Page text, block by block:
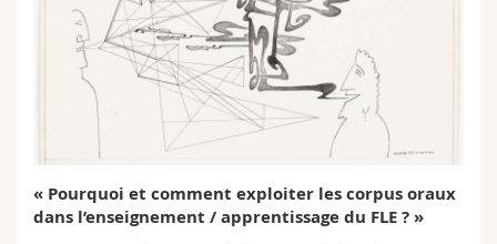
Sciences et médecine
Interfacultaire
Collaborateurs
Doctorants
Webmail
Programme des cours
MyUnifr
« Pourquoi et comment exploiter les corpus oraux
dans l’enseignement / apprentissage du FLE ? »